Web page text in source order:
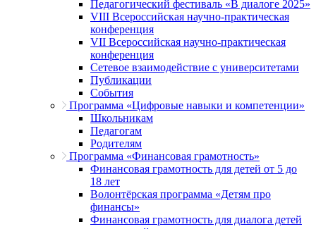
Педагогический фестиваль «В диалоге 2025»
VIII Всероссийская научно-практическая
конференция
VII Всероссийская научно-практическая
конференция
Сетевое взаимодействие с университетами
Публикации
События
Программа «Цифровые навыки и компетенции»
Школьникам
Педагогам
Родителям
Программа «Финансовая грамотность»
Финансовая грамотность для детей от 5 до
18 лет
Волонтёрская программа «Детям про
финансы»
Финансовая грамотность для диалога детей